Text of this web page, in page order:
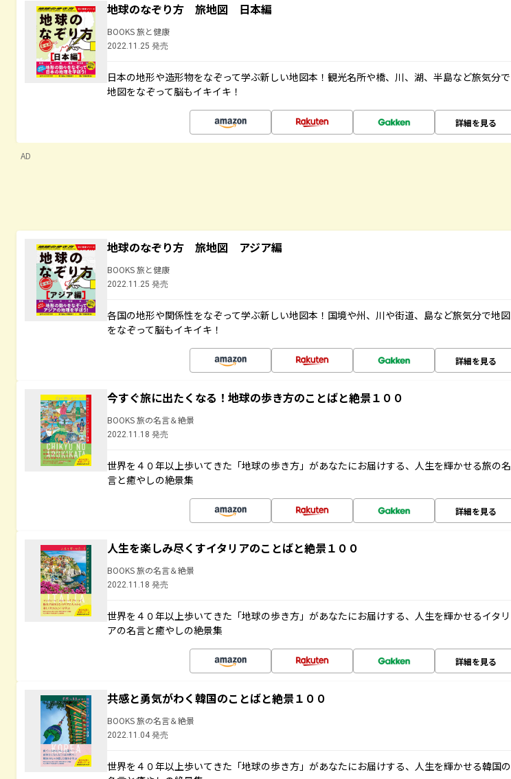
地球のなぞり方 旅地図 日本編
BOOKS 旅と健康
2022.11.25 発売
日本の地形や造形物をなぞって学ぶ新しい地図本！観光名所や橋、川、湖、半島など旅気分で
地図をなぞって脳もイキイキ！
詳細を見る
AD
地球のなぞり方 旅地図 アジア編
BOOKS 旅と健康
2022.11.25 発売
各国の地形や関係性をなぞって学ぶ新しい地図本！国境や州、川や街道、島など旅気分で地図
をなぞって脳もイキイキ！
詳細を見る
今すぐ旅に出たくなる！地球の歩き方のことばと絶景１００
BOOKS 旅の名言＆絶景
2022.11.18 発売
世界を４０年以上歩いてきた「地球の歩き方」があなたにお届けする、人生を輝かせる旅の名
言と癒やしの絶景集
詳細を見る
人生を楽しみ尽くすイタリアのことばと絶景１００
BOOKS 旅の名言＆絶景
2022.11.18 発売
世界を４０年以上歩いてきた「地球の歩き方」があなたにお届けする、人生を輝かせるイタリ
アの名言と癒やしの絶景集
詳細を見る
共感と勇気がわく韓国のことばと絶景１００
BOOKS 旅の名言＆絶景
2022.11.04 発売
世界を４０年以上歩いてきた「地球の歩き方」があなたにお届けする、人生を輝かせる韓国の